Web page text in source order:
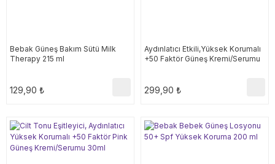
Bebak Güneş Bakım Sütü Milk
Therapy 215 ml
129,90 ₺
Aydınlatıcı Etkili,Yüksek Korumalı
+50 Faktör Güneş Kremi/Serumu
299,90 ₺